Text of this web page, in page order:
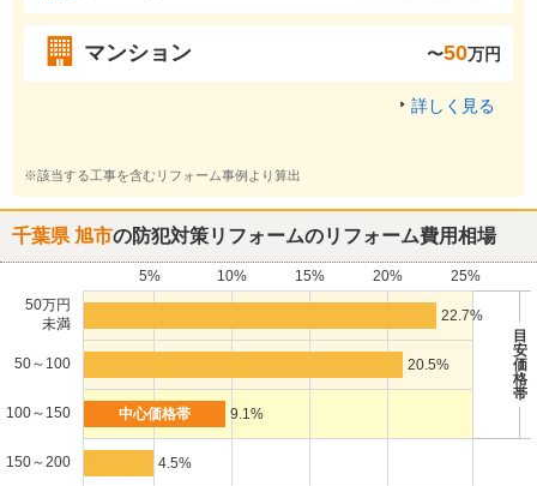
マンション 〜50万円
詳しく見る
※該当する工事を含むリフォーム事例より算出
千葉県 旭市の防犯対策リフォームのリフォーム費用相場
5% 10% 15% 20%
25%
50万円
未満
22.7%
目
安
価
格
帯
50～100 20.5%
100～150 9.1%
150～200 4.5%